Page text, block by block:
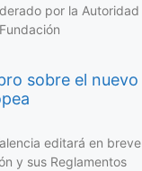
por la Autoridad
sobre el nuevo
editará en breve
y sus Reglamentos